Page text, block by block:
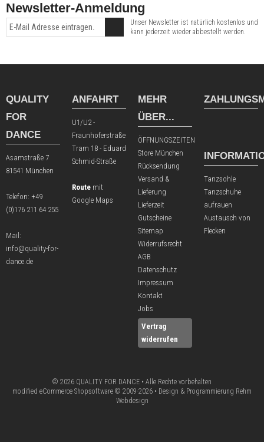
Newsletter-Anmeldung
Unser Newsletter ist natürlich kostenlos und
kann jederzeit wieder abbestellt werden.
QUALITY
FOR
DANCE
Asamstraße 7
81541 München
Telefon: +49
(0)176 211 64 255
Mail:
info@quality-for-
dance.de
ANFAHRT
U1/U2 -
Fraunhoferstraße
Tram 18 - Eduard
Schmid-Straße
Route mit
Google Maps
MEHR
ÜBER...
ÖFFNUNGSZEITEN
Store München
Rücksendung
Versand &
Lieferung
Lieferzeit
Gutscheine
Sitemap
Widerrufsrecht
AGB
Datenschutz
Impressum
Kontakt
Jobs
Vertrag
widerrufen
Tanzsohle
Tanzschuhe
aufrauen
Austausch von
Flecken
© 2026 QUALITY FOR DANCE • Alle Rechte vorbehalten
modified eCommerce Shopsoftware © 2009-2026 • Design & Programmierung Rehm
Webdesign